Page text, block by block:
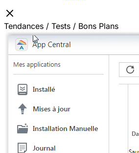
Tendances / Tests / Bons Plans